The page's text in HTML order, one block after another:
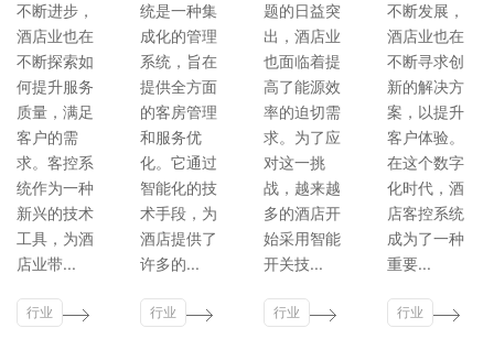
不断进步，
酒店业也在
不断探索如
何提升服务
质量，满足
客户的需
求。客控系
统作为一种
新兴的技术
工具，为酒
店业带...
行业
统是一种集
成化的管理
系统，旨在
提供全方面
的客房管理
和服务优
化。它通过
智能化的技
术手段，为
酒店提供了
许多的...
行业
题的日益突
出，酒店业
也面临着提
高了能源效
率的迫切需
求。为了应
对这一挑
战，越来越
多的酒店开
始采用智能
开关技...
行业
不断发展，
酒店业也在
不断寻求创
新的解决方
案，以提升
客户体验。
在这个数字
化时代，酒
店客控系统
成为了一种
重要...
行业